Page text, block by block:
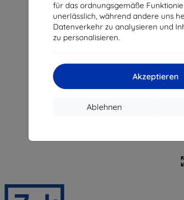
für das ordnungsgemäße
unerlässlich, während andere uns
Datenverkehr zu analysieren und
zu personalisieren.
Akzeptieren
Ablehnen